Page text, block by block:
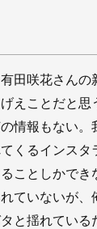
田咲花さんの
えことだと思
情報もない。
くるインスタ
ことしかでき
ていないが、
と揺れている